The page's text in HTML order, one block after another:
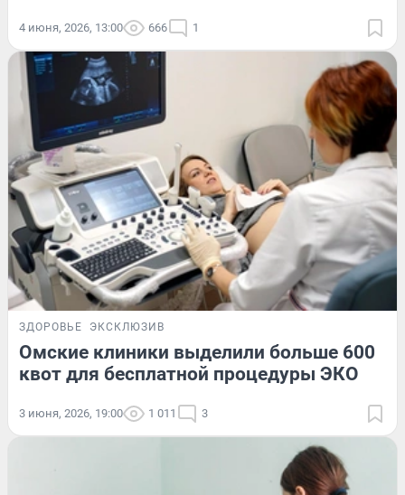
4 июня, 2026, 13:00 666 1
ЗДОРОВЬЕ ЭКСКЛЮЗИВ
Омские клиники выделили больше 600
квот для бесплатной процедуры ЭКО
3 июня, 2026, 19:00 1 011 3